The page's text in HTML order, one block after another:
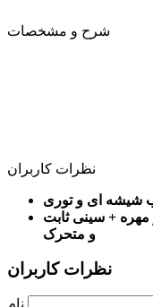
شرح و مشخصات
نظرات کاربران
شیشه ای و توری
+ 20 عدد پیچ و مهره + سینی ثابت
و متحرک
نظرات کاربران